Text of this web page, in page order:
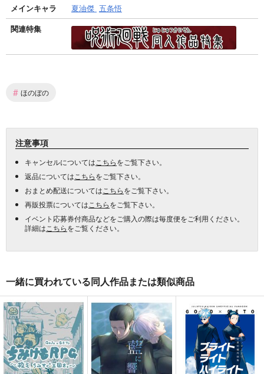
メインキャラ 夏油傑 五条悟
関連特集
# ほのぼの
注意事項
キャンセルについては こちらをご覧下さい。
返品については こちらをご覧下さい。
おまとめ配送については こちらをご覧下さい。
再販投票については こちらをご覧下さい。
イベント応募券付商品などをご購入の際は毎度便をご利用ください。
詳細は こちらをご覧ください。
一緒に買われている同人作品または類似商品